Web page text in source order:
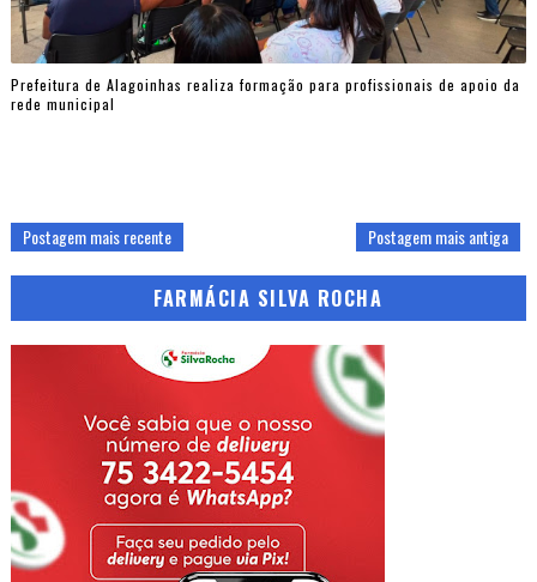
Prefeitura de Alagoinhas realiza formação para profissionais de apoio da
rede municipal
Postagem mais recente Postagem mais antiga
FARMÁCIA SILVA ROCHA